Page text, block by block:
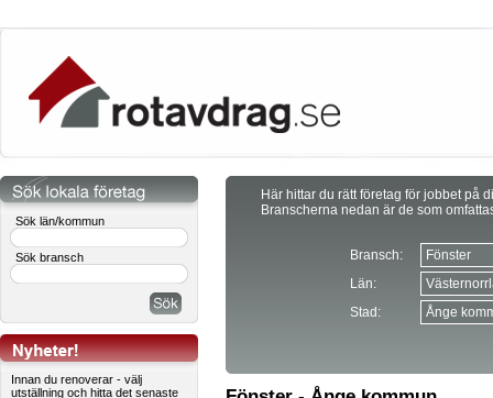
Sök län/kommun
Sök bransch
Innan du renoverar - välj
utställning och hitta det senaste
Här hittar du rätt företag för jobbet på
Branscherna nedan är de som
Bransch:
Län:
Stad: